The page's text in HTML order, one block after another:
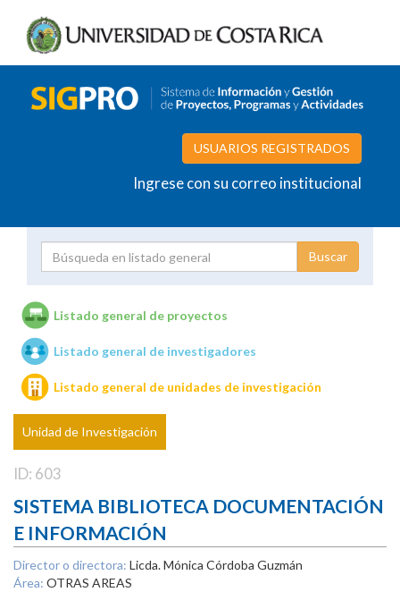
USUARIOS REGISTRADOS
Ingrese con su correo institucional
Unidades de investigación
Listado general de proyectos
Listado general de investigadores
Listado general de unidades de investigación
Unidad de Investigación
ID: 603
SISTEMA BIBLIOTECA DOCUMENTACIÓN
E INFORMACIÓN
Director o directora: Licda. Mónica Córdoba Guzmán
Área: OTRAS AREAS